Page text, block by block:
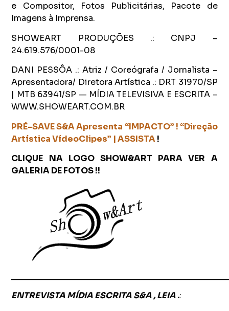
e Compositor, Fotos Publicitárias, Pacote de
Imagens à Imprensa.
SHOWEART PRODUÇÕES .: CNPJ –
24.619.576/0001-08
DANI PESSÔA .: Atriz / Coreógrafa / Jornalista –
Apresentadora/ Diretora Artística .: DRT 31970/SP
| MTB 63941/SP — MÍDIA TELEVISIVA E ESCRITA –
WWW.SHOWEART.COM.BR
PRÉ-SAVE S&A Apresenta “IMPACTO” ! “Direção
Artística VídeoClipes” | ASSISTA!
CLIQUE NA LOGO SHOW&ART PARA VER A
GALERIA DE FOTOS !!
ENTREVISTA MÍDIA ESCRITA S&A , LEIA .: